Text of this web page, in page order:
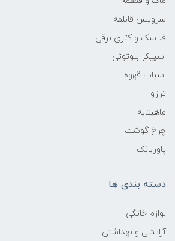
سرویس قابلمه
فلاسک و کتری برقی
اسپیکر بلوتوثی
اسیاب قهوه
ترازو
ماهیتابه
چرخ گوشت
پاوربانک
دسته بندی ها
لوازم خانگی
آرایشی و بهداشتی